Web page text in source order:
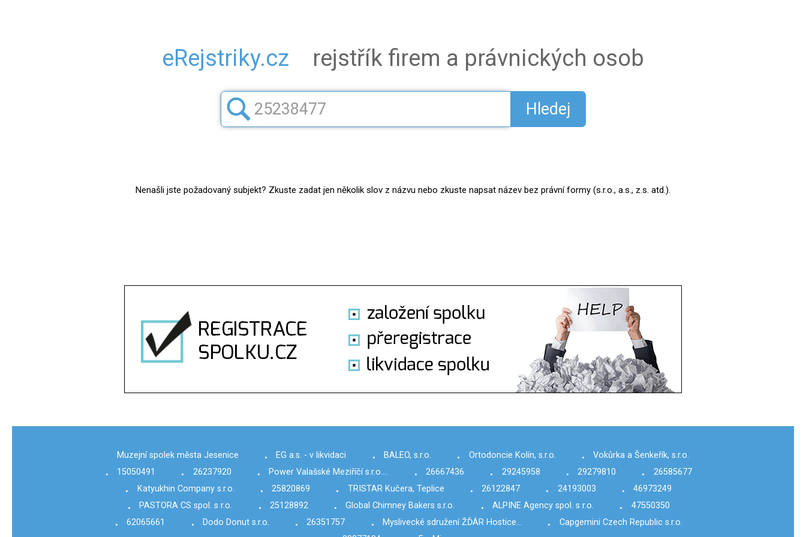
eRejstriky.cz rejstřík firem a právnických osob
Hledej
Nenašli jste požadovaný subjekt? Zkuste zadat jen několik slov z názvu nebo zkuste napsat název bez právní formy (s.r.o., a.s., z.s. atd.).
Muzejní spolek města Jesenice • EG a.s. - v likvidaci • BALEO, s.r.o. • Ortodoncie Kolín, s.r.o. •
Vokůrka a Šenkeřík, s.r.o.
•
15050491 • 26237920 • Power Valašské Meziříčí s.r.o.… • 26667436 • 29245958 • 29279810 •
26585677
•
Katyukhin Company s.r.o. • 25820869 • TRISTAR Kučera, Teplice • 26122847 • 24193003 •
46973249
•
PASTORA CS spol. s r.o. • 25128892 • Global Chimney Bakers s.r.o. • ALPINE Agency spol. s r.o. •
47550350
•
62065661 • Dodo Donut s.r.o. • 26351757 • Myslivecké sdružení ŽĎÁR Hostice… •
Capgemini Czech Republic s.r.o.